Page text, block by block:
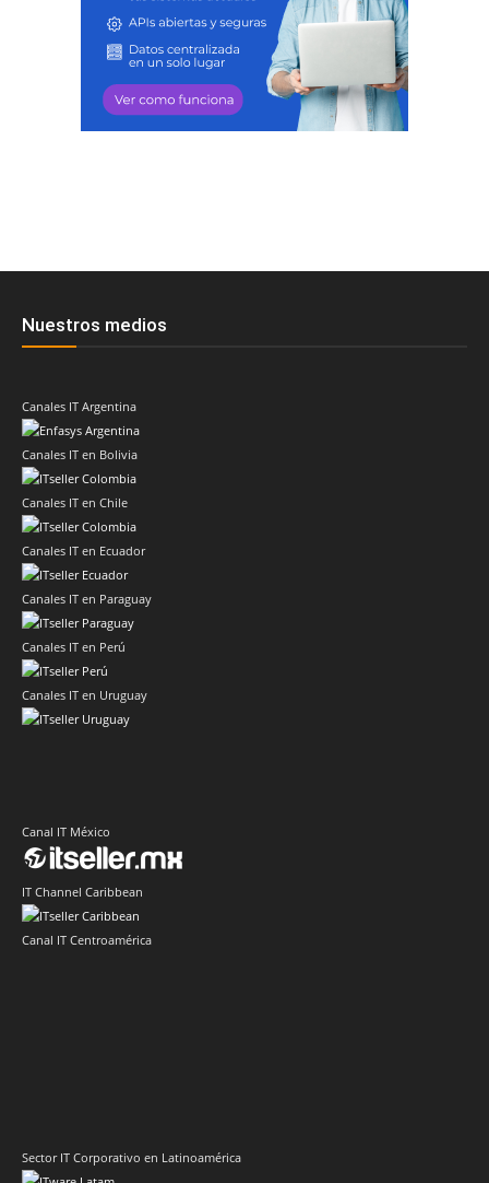
Nuestros medios
Canales IT Argentina
Canales IT en Bolivia
Canales IT en Chile
Canales IT en Ecuador
Canales IT en Paraguay
Canales IT en Perú
Canales IT en Uruguay
Canal IT México
IT Channel Caribbean
Canal IT Centroamérica
Sector IT Corporativo en Latinoamérica